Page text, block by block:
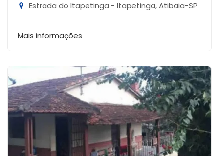
Estrada do Itapetinga - Itapetinga, Atibaia-SP
Mais informações